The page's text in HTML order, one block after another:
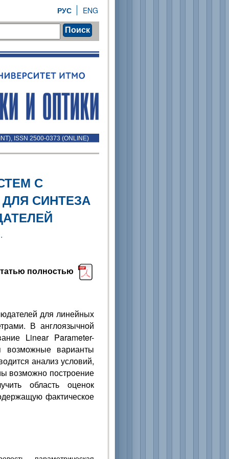
ENG
РУС
Поиск
ISSN 2500-0373 (ONLINE)
С
СИНТЕЗА
полностью
для линейных
В англоязычной
Linear Parameter-
возможные варианты
анализ условий,
возможно построение
область оценок
фактическое